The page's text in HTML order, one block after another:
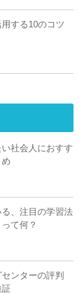
する10のコツ
い社会人におすす
、注目の学習法
て何？
ンターの評判